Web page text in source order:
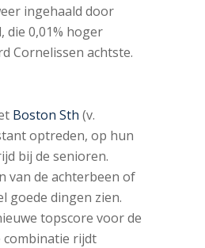
ingehaald door
die 0,01% hoger
Cornelissen achtste.
Boston Sth (v.
optreden, op hun
bij de senioren.
van de achterbeen of
goede dingen zien.
topscore voor de
combinatie rijdt